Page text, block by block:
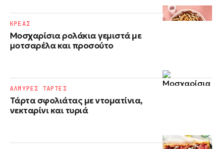
Μοσχαρίσια ρολάκια γεμιστά με
μοτσαρέλα και προσούτο
ΚΡΕΑΣ
Τάρτα σφολιάτας με ντοματίνια,
νεκταρίνι και τυριά
ΑΛΜΥΡΕΣ ΤΑΡΤΕΣ